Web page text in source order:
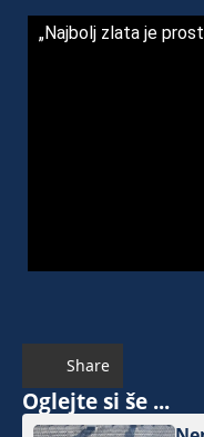
„Najbolj zlata je
Share
Oglejte si še ...